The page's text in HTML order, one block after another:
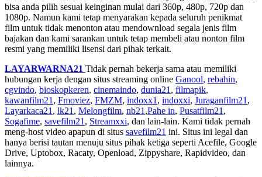
bisa anda pilih sesuai keinginan mulai dari 360p, 480p, 720p dan
1080p. Namun kami tetap menyarakan kepada seluruh penikmat
film untuk tidak menonton atau mendownload segala jenis film
bajakan dan kami sarankan untuk tetap membeli atau nonton film
resmi yang memiliki lisensi dari pihak terkait.
LAYARWARNA21 Tidak pernah bekerja sama atau memiliki
hubungan kerja dengan situs streaming online Ganool, rebahin,
cgvindo, bioskopkeren, cinemaindo, dunia21 , filmapik,
kawanfilm21 , Fmoviez, FMZM, indoxx1 , indoxxi, Juraganfilm21 ,
Layarkaca21 , lk21 , Melongfilm, nb21 ,Pahe in, Pusatfilm21 ,
Sogafime, savefilm21 , Streamxxi, dan lain-lain. Kami tidak pernah
meng-host video apapun di situs savefilm21 ini. Situs ini legal dan
hanya berisi tautan menuju situs pihak ketiga seperti Acefile, Google
Drive, Uptobox, Racaty, Openload, Zippyshare, Rapidvideo, dan
lainnya.